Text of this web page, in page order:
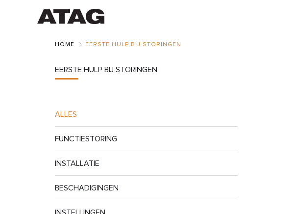
HOME EERSTE HULP BIJ STORINGEN
EERSTE HULP BIJ STORINGEN
ALLES
FUNCTIESTORING
INSTALLATIE
BESCHADIGINGEN